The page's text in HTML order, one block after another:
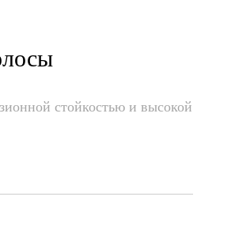
стойкостью и высокой